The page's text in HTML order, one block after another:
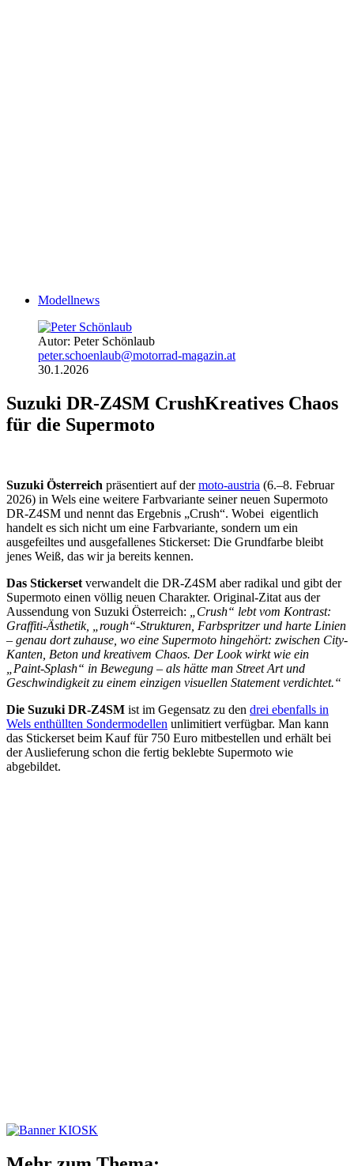
Modellnews
Autor: Peter Schönlaub
peter.schoenlaub@motorrad-magazin.at
30.1.2026
Suzuki DR-Z4SM CrushKreatives Chaos
für die Supermoto
Suzuki Österreich präsentiert auf dermoto-austria (6.–8. Februar
2026) in Wels eine weitere Farbvariante seiner neuen Supermoto
DR-Z4SM und nennt das Ergebnis „Crush“. Wobei eigentlich
handelt es sich nicht um eine Farbvariante, sondern um ein
ausgefeiltes und ausgefallenes Stickerset: Die Grundfarbe bleibt
jenes Weiß, das wir ja bereits kennen.
Das Stickerset verwandelt die DR-Z4SM aber radikal und gibt der
Supermoto einen völlig neuen Charakter. Original-Zitat aus der
Aussendung von Suzuki Österreich:
„Crush“ lebt vom Kontrast:
Graffiti-Ästhetik, „rough“-Strukturen, Farbspritzer und harte Linien
– genau dort zuhause, wo eine Supermoto hingehört: zwischen City-
Kanten, Beton und kreativem Chaos. Der Look wirkt wie ein
„Paint-Splash“ in Bewegung – als hätte man Street Art und
Geschwindigkeit zu einem einzigen visuellen Statement verdichtet.“
Die Suzuki DR-Z4SM ist im Gegensatz zu den drei ebenfalls in
Wels enthüllten Sondermodellen unlimitiert verfügbar. Man kann
das Stickerset beim Kauf für 750 Euro mitbestellen und erhält bei
der Auslieferung schon die fertig beklebte Supermoto wie
abgebildet.